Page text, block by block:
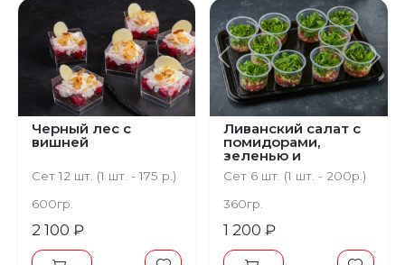
Черный лес с
вишней
Сет 12 шт. (1 шт. - 175 р.)
600гр.
2 100 ₽
Предыдущий
Ливанский салат с
помидорами,
зеленью и
булгуром
Сет 6 шт. (1 шт. - 200р.)
360гр.
1 200 ₽